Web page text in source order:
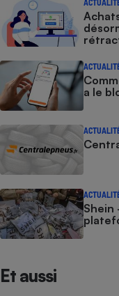
a le
Shein
Et aussi